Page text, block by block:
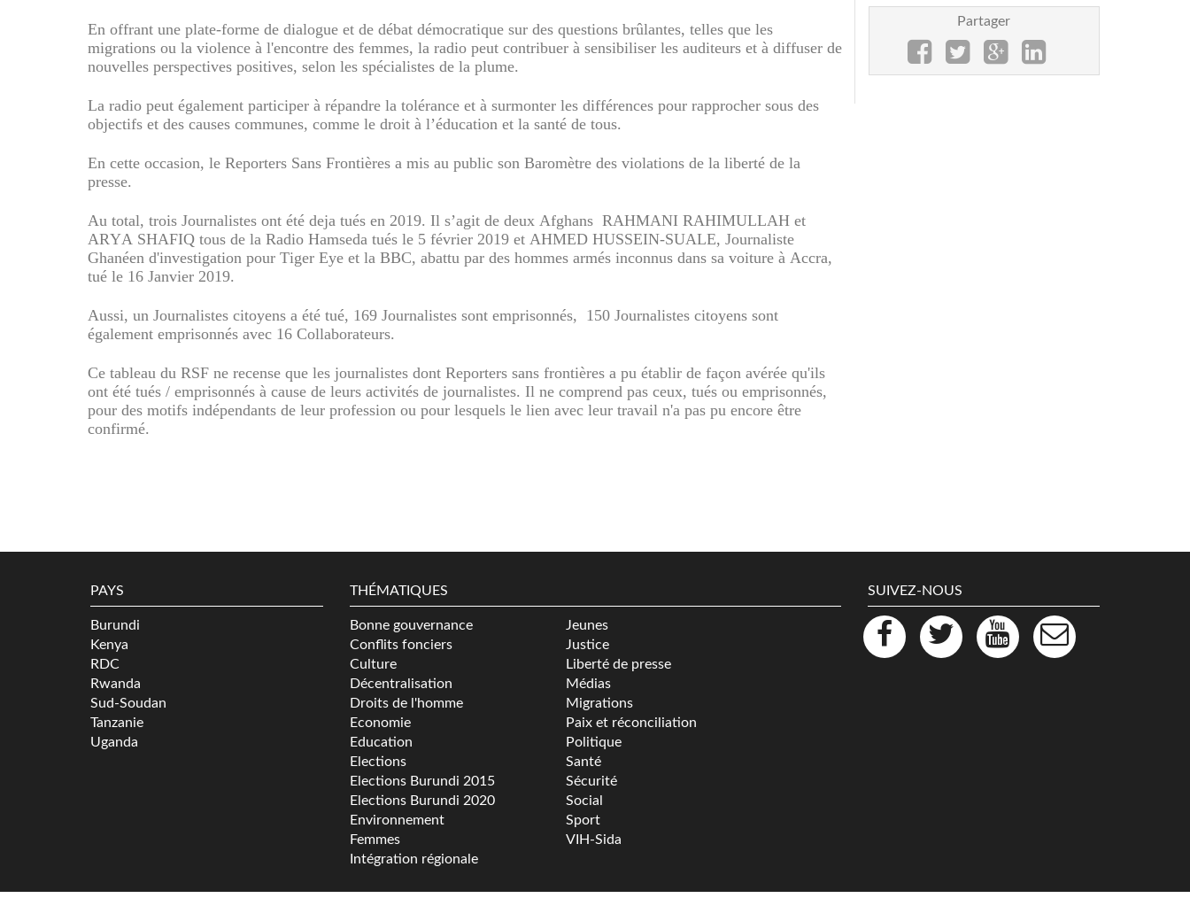
En offrant une plate-forme de dialogue et de débat démocratique sur des questions brûlantes, telles que les
migrations ou la violence à l'encontre des femmes, la radio peut contribuer à sensibiliser les auditeurs et à diffuser de
nouvelles perspectives positives, selon les spécialistes de la plume.
La radio peut également participer à répandre la tolérance et à surmonter les différences pour rapprocher sous des
objectifs et des causes communes, comme le droit à l’éducation et la santé de tous.
En cette occasion, le Reporters Sans Frontières a mis au public son Baromètre des violations de la liberté de la
presse.
Au total, trois Journalistes ont été deja tués en 2019. Il s’agit de deux Afghans RAHMANI RAHIMULLAH et
ARYA SHAFIQ tous de la Radio Hamseda tués le 5 février 2019 et AHMED HUSSEIN-SUALE, Journaliste
Ghanéen d'investigation pour Tiger Eye et la BBC, abattu par des hommes armés inconnus dans sa voiture à Accra,
tué le 16 Janvier 2019.
Aussi, un Journalistes citoyens a été tué, 169 Journalistes sont emprisonnés,
150 Journalistes citoyens sont
également emprisonnés avec 16 Collaborateurs.
Ce tableau du RSF ne recense que les journalistes dont Reporters sans frontières a pu établir de façon avérée qu'ils
ont été tués / emprisonnés à cause de leurs activités de journalistes. Il ne comprend pas ceux, tués ou emprisonnés,
pour des motifs indépendants de leur profession ou pour lesquels le lien avec leur travail n'a pas pu encore être
confirmé.
Partager
PAYS
Burundi
Kenya
RDC
Rwanda
Sud-Soudan
Tanzanie
Uganda
THÉMATIQUES
Bonne gouvernance
Conflits fonciers
Culture
Décentralisation
Droits de l'homme
Economie
Education
Elections
Elections Burundi 2015
Elections Burundi 2020
Environnement
Femmes
Intégration régionale
Jeunes
Justice
Liberté de presse
Médias
Migrations
Paix et réconciliation
Politique
Santé
Sécurité
Social
Sport
VIH-Sida
SUIVEZ-NOUS